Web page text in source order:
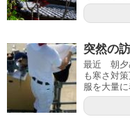
突然の
最近 朝夕
も寒さ対
服を大量